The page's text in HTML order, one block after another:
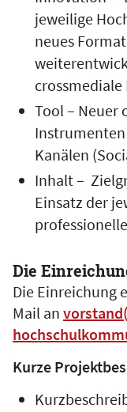
jeweilige
neues
Tool – Neuer
Kanälen
Inhalt –
Einsatz der
Die
Die Einreichung
Mail an
Kurze